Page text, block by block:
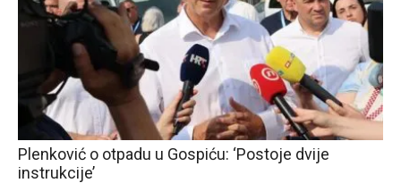
Plenković o otpadu u Gospiću: ‘Postoje dvije
instrukcije’